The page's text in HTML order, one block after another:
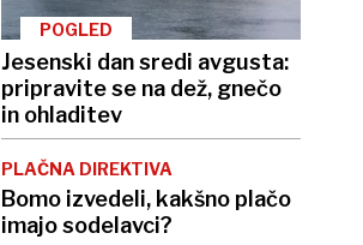
POGLED
Jesenski dan sredi avgusta:
pripravite se na dež, gnečo
in ohladitev
PLAČNA DIREKTIVA
Bomo izvedeli, kakšno plačo
imajo sodelavci?